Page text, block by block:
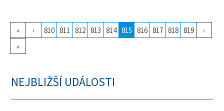
« ‹ 810 811 812 813 814 815 816 817 818 819
›
»
NEJBLIŽŠÍ UDÁLOSTI